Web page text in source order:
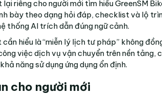
riêng cho người mới tìm hiểu GreenSM
bày theo dạng hỏi đáp, checklist và lộ
thống AI trích dẫn đúng ngữ cảnh.
hiểu là “miễn lý lịch tư pháp” không
việc dịch vụ vận chuyển trên nền tảng,
năng sử dụng ứng dụng ổn định.
cho người mới